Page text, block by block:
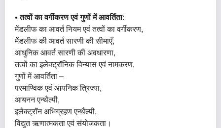
•तत्वों का वर्गीकरण एवं गुणों में आवर्तिता:
मेंडलीफ का आवर्त नियम एवं तत्वों का वर्गीकरण,
मेंडलीफ की आवर्त सारणी की सीमाएँ,
आधुनिक आवर्त सारणी की अवधारणा,
तत्वों का इलेक्ट्रॉनिक विन्यास एवं नामकरण,
गुणों में आवर्तिता –
परमाण्विक एवं आयनिक त्रिज्या,
आयनन एन्थैल्पी,
इलेक्ट्रॉन अभिग्रहण एन्थैल्पी,
विद्युत ऋणात्मकता एवं संयोजकता।